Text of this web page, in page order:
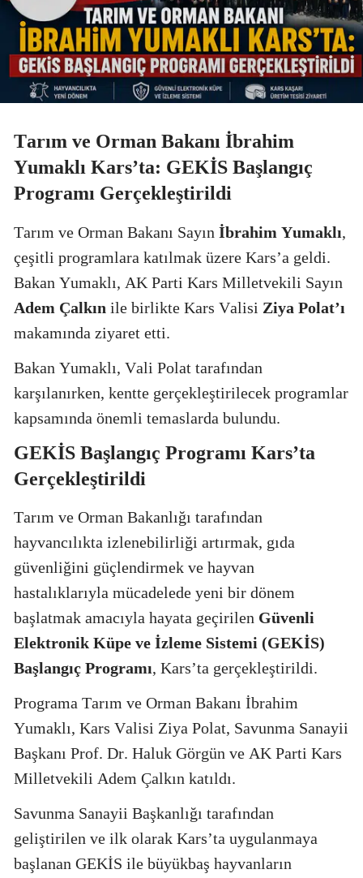
Tarım ve Orman Bakanı İbrahim
Yumaklı Kars’ta: GEKİS Başlangıç
Programı Gerçekleştirildi
Tarım ve Orman Bakanı Sayın İbrahim Yumaklı,
çeşitli programlara katılmak üzere Kars’a geldi.
Bakan Yumaklı, AK Parti Kars Milletvekili Sayın
Adem Çalkın ile birlikte Kars Valisi Ziya Polat’ı
makamında ziyaret etti.
Bakan Yumaklı, Vali Polat tarafından
karşılanırken, kentte gerçekleştirilecek programlar
kapsamında önemli temaslarda bulundu.
GEKİS Başlangıç Programı Kars’ta
Gerçekleştirildi
Tarım ve Orman Bakanlığı tarafından
hayvancılıkta izlenebilirliği artırmak, gıda
güvenliğini güçlendirmek ve hayvan
hastalıklarıyla mücadelede yeni bir dönem
başlatmak amacıyla hayata geçirilen Güvenli
Elektronik Küpe ve İzleme Sistemi (GEKİS)
Başlangıç Programı, Kars’ta gerçekleştirildi.
Programa Tarım ve Orman Bakanı İbrahim
Yumaklı, Kars Valisi Ziya Polat, Savunma Sanayii
Başkanı Prof. Dr. Haluk Görgün ve AK Parti Kars
Milletvekili Adem Çalkın katıldı.
Savunma Sanayii Başkanlığı tarafından
geliştirilen ve ilk olarak Kars’ta uygulanmaya
başlanan GEKİS ile büyükbaş hayvanların